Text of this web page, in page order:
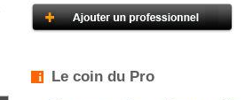
Le coin du Pro